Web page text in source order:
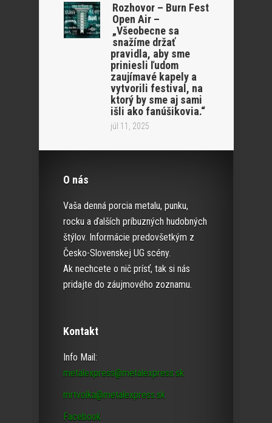
Rozhovor – Burn Fest
Open Air –
„Všeobecne sa
snažíme držať
pravidla, aby sme
priniesli ľudom
zaujímavé kapely a
vytvorili festival, na
ktorý by sme aj sami
išli ako fanúšikovia.“
júl 11, 2025
O nás
Vaša denná porcia metalu, punku,
rocku a ďalších príbuzných hudobných
štýlov. Informácie predovšetkým z
Česko-Slovenskej UG scény.
Ak nechcete o nič prísť, tak si nás
pridajte do záujmového zoznamu.
Kontakt
Info Mail:
metalexpress@metalexpress.sk
mrtvolka@metalexpress.sk
Facebook